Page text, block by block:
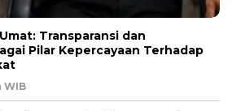
Transparansi dan
Pilar Kepercayaan Terhadap
WIB